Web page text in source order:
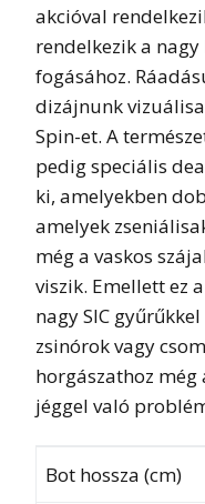
akcióval
rendelkezik a
fogásához.
dizájnunk
Spin-et. A
pedig speciális
ki, amelyekben
amelyek
még a vaskos
viszik. Emellett ez
nagy SIC
zsinórok vagy
horgászathoz még
jéggel való
Bot hossza (cm)